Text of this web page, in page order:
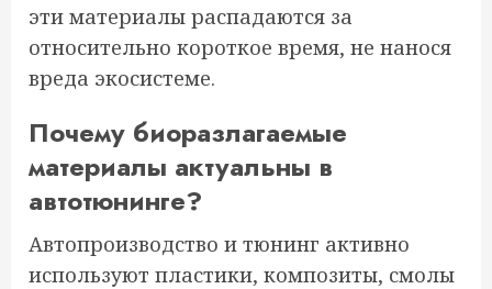
эти материалы распадаются за
относительно короткое время, не нанося
вреда экосистеме.
Почему биоразлагаемые
материалы актуальны в
автотюнинге?
Автопроизводство и тюнинг активно
используют пластики, композиты, смолы